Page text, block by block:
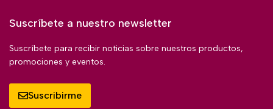
Suscríbete a nuestro newsletter
Suscríbete para recibir noticias sobre nuestros productos,
promociones y eventos.
Suscribirme